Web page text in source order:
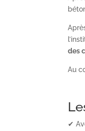
des
Au
✔